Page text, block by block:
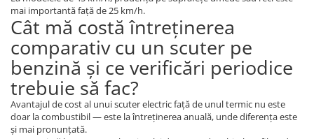
mai importantă față de 25 km/h.
Cât mă costă întreținerea
comparativ cu un scuter pe
benzină și ce verificări periodice
trebuie să fac?
Avantajul de cost al unui scuter electric față de unul termic nu este
doar la combustibil — este la întreținerea anuală, unde diferența este
și mai pronunțată.